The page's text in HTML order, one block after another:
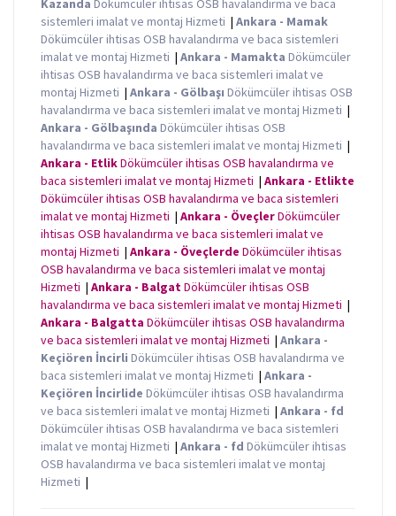
Kazanda Dökümcüler ihtisas OSB havalandırma ve baca
sistemleri imalat ve montaj Hizmeti | Ankara - Mamak
Dökümcüler ihtisas OSB havalandırma ve baca sistemleri
imalat ve montaj Hizmeti | Ankara - Mamakta Dökümcüler
ihtisas OSB havalandırma ve baca sistemleri imalat ve
montaj Hizmeti | Ankara - Gölbaşı Dökümcüler ihtisas OSB
havalandırma ve baca sistemleri imalat ve montaj Hizmeti |
Ankara - Gölbaşında Dökümcüler ihtisas OSB
havalandırma ve baca sistemleri imalat ve montaj Hizmeti |
Ankara - EtlikDökümcüler ihtisas OSB havalandırma ve
baca sistemleri imalat ve montaj Hizmeti | Ankara - Etlikte
Dökümcüler ihtisas OSB havalandırma ve baca sistemleri
imalat ve montaj Hizmeti | Ankara - ÖveçlerDökümcüler
ihtisas OSB havalandırma ve baca sistemleri imalat ve
montaj Hizmeti | Ankara - Öveçlerde Dökümcüler ihtisas
OSB havalandırma ve baca sistemleri imalat ve montaj
Hizmeti | Ankara - BalgatDökümcüler ihtisas OSB
havalandırma ve baca sistemleri imalat ve montaj Hizmeti |
Ankara - Balgatta Dökümcüler ihtisas OSB havalandırma
ve baca sistemleri imalat ve montaj Hizmeti | Ankara -
Keçiören İncirli Dökümcüler ihtisas OSB havalandırma ve
baca sistemleri imalat ve montaj Hizmeti | Ankara -
Keçiören İncirlide Dökümcüler ihtisas OSB havalandırma
ve baca sistemleri imalat ve montaj Hizmeti | Ankara - fd
Dökümcüler ihtisas OSB havalandırma ve baca sistemleri
imalat ve montaj Hizmeti | Ankara - fd Dökümcüler ihtisas
OSB havalandırma ve baca sistemleri imalat ve montaj
Hizmeti |